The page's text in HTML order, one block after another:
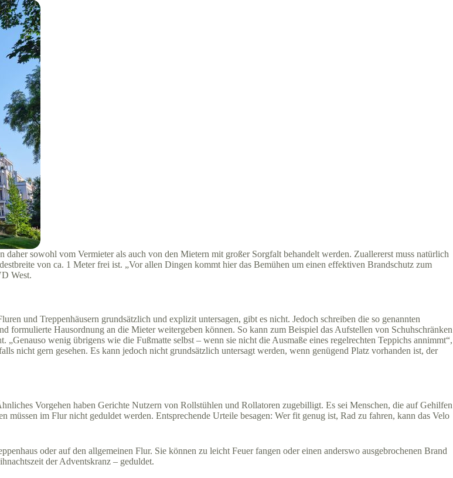
sowohl vom Vermieter als auch von den Mietern mit großer Sorgfalt behandelt werden. Zuallererst muss natürlich
von ca. 1 Meter frei ist. „Vor allen Dingen kommt hier das Bemühen um einen effektiven Brandschutz zum
West.
und Treppenhäusern grundsätzlich und explizit untersagen, gibt es nicht. Jedoch schreiben die so genannten
formulierte Hausordnung an die Mieter weitergeben können. So kann zum Beispiel das Aufstellen von Schuhschränken
wenig übrigens wie die Fußmatte selbst – wenn sie nicht die Ausmaße eines regelrechten Teppichs annimmt“,
nicht gern gesehen. Es kann jedoch nicht grundsätzlich untersagt werden, wenn genügend Platz vorhanden ist, der
Vorgehen haben Gerichte Nutzern von Rollstühlen und Rollatoren zugebilligt. Es sei Menschen, die auf Gehilfen
müssen im Flur nicht geduldet werden. Entsprechende Urteile besagen: Wer fit genug ist, Rad zu fahren, kann das Velo
oder auf den allgemeinen Flur. Sie können zu leicht Feuer fangen oder einen anderswo ausgebrochenen Brand
der Adventskranz – geduldet.